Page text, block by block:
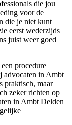
die jou
voor de
die je niet kunt
eerst wederzijds
juist weer goed
procedure
advocaten in Ambt
praktisch, maar
zeker richten op
in Ambt Delden